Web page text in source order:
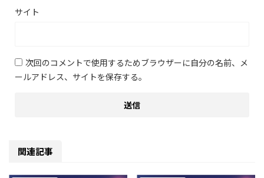
サイト
次回のコメントで使用するためブラウザーに自分の名前、メ
ールアドレス、サイトを保存する。
関連記事